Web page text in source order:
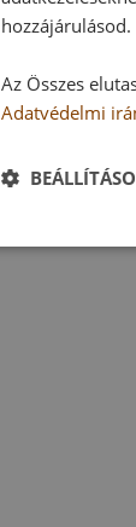
hozzájárulásod.
Az Összes
Adatvédelmi